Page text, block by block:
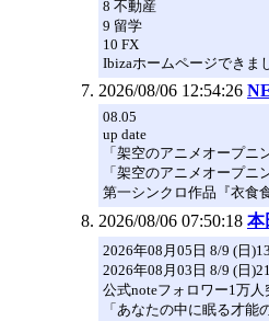
8 不動産
9 留学
10 FX
Ibizaホームページできま
2026/08/06 12:54:26
08.05
up date
「架空のアニメオープ
「架空のアニメオープ
第一シンクロ作品『衣食
2026/08/06 07:50:18 本
2026年08月05日 8/9 (日
2026年08月03日 8/9 (日
公式noteフォロワー1万
「あなたの中に眠る才能